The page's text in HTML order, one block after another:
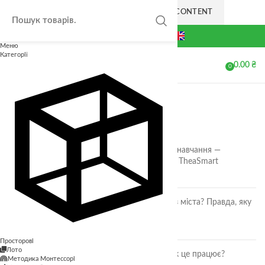
SKIP TO MAIN CONTENT
0 0.00 ₴
ОСТАННІ СТАТТІ
🎲 Онлайн-кубики для гри та навчання —
безкоштовний інструмент від TheaSmart
Немає коментарів
Чи безпечні ягоди та фрукти з міста? Правда, яку
повинна знати кожна мама
27.07.2025
Розвиток дитини через гру: як це працює?
Меню
Категорії
Просторові
Лото
Методика Монтессорі